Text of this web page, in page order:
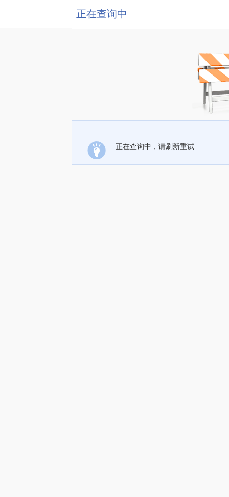
正在查询中
正在查询中，请刷新重试